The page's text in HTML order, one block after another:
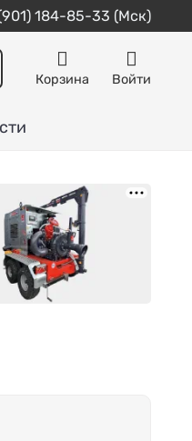
184-85-33 (Мск)
Корзина Войти